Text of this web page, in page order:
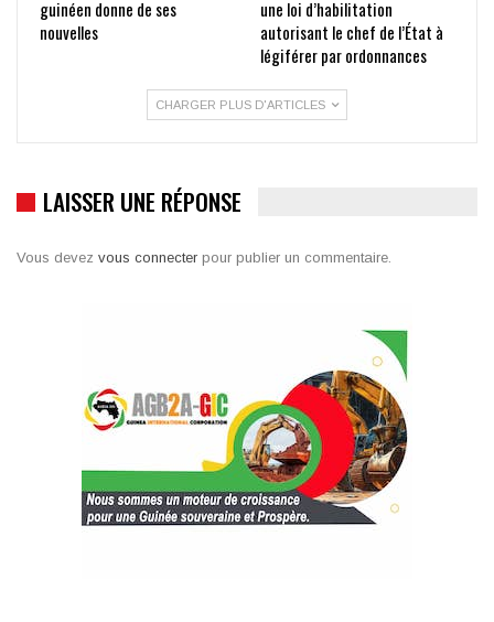
guinéen donne de ses
nouvelles
une loi d’habilitation
autorisant le chef de l’État à
légiférer par ordonnances
CHARGER PLUS D'ARTICLES
LAISSER UNE RÉPONSE
Vous devez vous connecter pour publier un commentaire.